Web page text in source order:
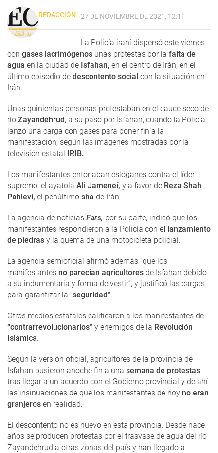
REDACCIÓN 27 DE NOVIEMBRE DE 2021, 12:11
La Policía iraní dispersó este viernes
con gases lacrimógenos unas protestas por la falta de
agua en la ciudad de Isfahan, en el centro de Irán, en el
último episodio de descontento social con la situación en
Irán.
Unas quinientas personas protestaban en el cauce seco de
río Zayandehrud, a su paso por Isfahan, cuando la Policía
lanzó una carga con gases para poner fin a la
manifestación, según las imágenes mostradas por la
televisión estatal IRIB.
Los manifestantes entonaban eslóganes contra el líder
supremo, el ayatolá Ali Jameneí, y a favor de Reza Shah
Pahlevi, el penúltimo sha de Irán.
La agencia de noticias Fars, por su parte, indicó que los
manifestantes respondieron a la Policía con el lanzamiento
de piedras y la quema de una motocicleta policial.
La agencia semioficial afirmó además “que los
manifestantes no parecían agricultores de Isfahan debido
a su indumentaria y forma de vestir”, y justificó las cargas
para garantizar la “seguridad”.
Otros medios estatales calificaron a los manifestantes de
“contrarrevolucionarios” y enemigos de la Revolución
Islámica.
Según la versión oficial, agricultores de la provincia de
Isfahan pusieron anoche fin a una semana de protestas
tras llegar a un acuerdo con el Gobierno provincial y de ahí
las insinuaciones de que los manifestantes de hoy no eran
granjeros en realidad.
El descontento no es nuevo en esta provincia. Desde hace
años se producen protestas por el trasvase de agua del río
Zayandehrud a otras zonas del país y han llegado a